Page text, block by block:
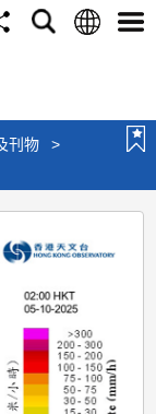
搜
语
选
刊物
>